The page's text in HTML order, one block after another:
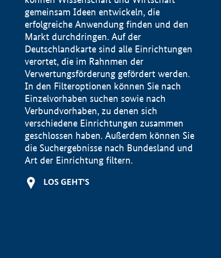
gemeinsam Ideen entwickeln, die
erfolgreiche Anwendung finden und den
Markt durchdringen. Auf der
Deutschlandkarte sind alle Einrichtungen
verortet, die im Rahnmen der
Verwertungsförderung gefördert werden.
In den Filteroptionen können Sie nach
Einzelvorhaben suchen sowie nach
Verbundvorhaben, zu denen sich
verschiedene Einrichtungen zusammen
geschlossen haben. Außerdem können Sie
die Suchergebnisse nach Bundesland und
Art der Einrichtung filtern.
LOS GEHT'S